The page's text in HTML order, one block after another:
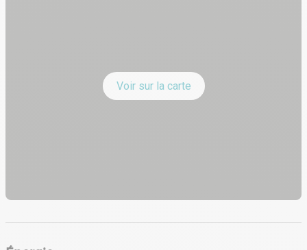
Voir sur la carte